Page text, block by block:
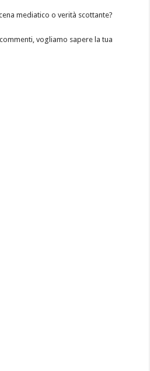
mediatico o verità scottante?
vogliamo sapere la tua